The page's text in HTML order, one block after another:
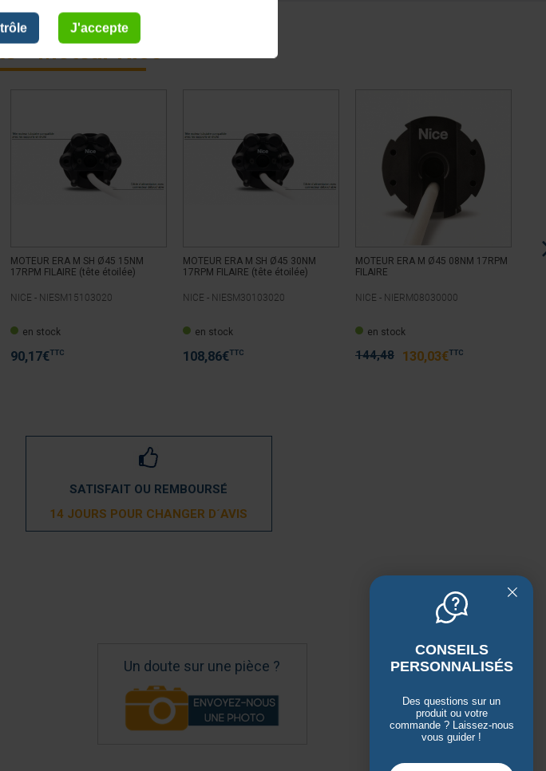
- Moteur Nice
MOTEUR ERA M SH Ø45 15NM
17RPM FILAIRE (tête étoilée)
NICE - NIESM15103020
en stock
90,17€TTC
MOTEUR ERA M SH Ø45 30NM
17RPM FILAIRE (tête étoilée)
NICE - NIESM30103020
en stock
108,86€TTC
MOTEUR ERA M Ø45 08NM 17RPM
FILAIRE
NICE - NIERM08030000
en stock
144,48 130,03€TTC
SATISFAIT OU REMBOURSÉ
14 JOURS POUR CHANGER D´AVIS
Un doute sur une pièce ?
CONSEILS
PERSONNALISÉS
Des questions sur un
produit ou votre
commande ? Laissez-nous
vous guider !
J'accepte